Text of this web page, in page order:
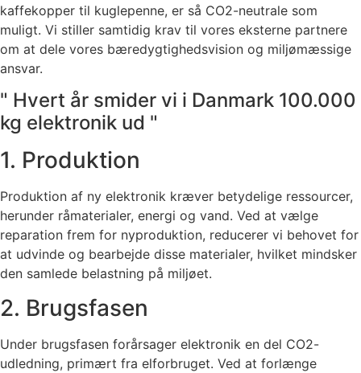
kaffekopper til kuglepenne, er så CO2-neutrale som
muligt. Vi stiller samtidig krav til vores eksterne partnere
om at dele vores bæredygtighedsvision og miljømæssige
ansvar.
" Hvert år smider vi i Danmark 100.000
kg elektronik ud "
1. Produktion
Produktion af ny elektronik kræver betydelige ressourcer,
herunder råmaterialer, energi og vand. Ved at vælge
reparation frem for nyproduktion, reducerer vi behovet for
at udvinde og bearbejde disse materialer, hvilket mindsker
den samlede belastning på miljøet.
2. Brugsfasen
Under brugsfasen forårsager elektronik en del CO2-
udledning, primært fra elforbruget. Ved at forlænge